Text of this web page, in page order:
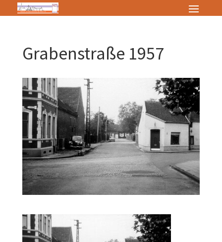
Grabenstraße 1957